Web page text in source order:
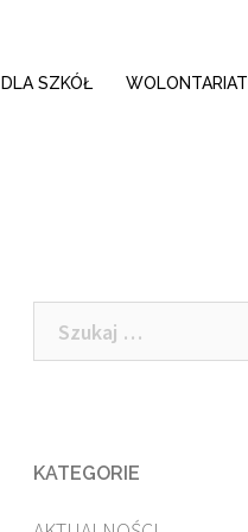
DLA SZKÓŁ WOLONTARIAT
Szukaj:
KATEGORIE